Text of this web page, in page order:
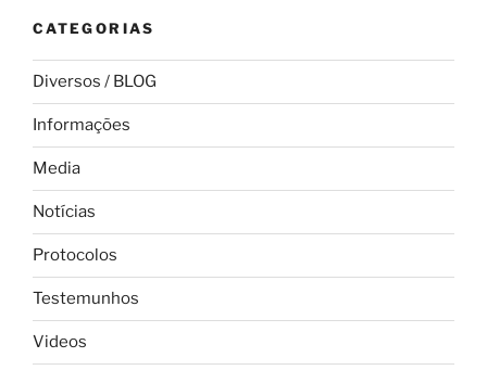
CATEGORIAS
Diversos / BLOG
Informações
Media
Notícias
Protocolos
Testemunhos
Videos